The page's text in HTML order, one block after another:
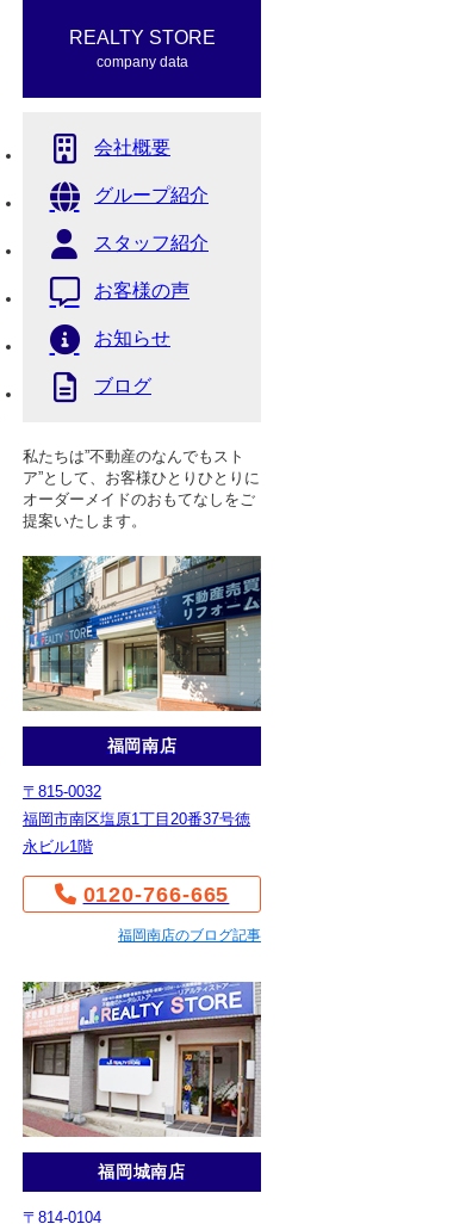
REALTY STORE
company data
会社概要
グループ紹介
スタッフ紹介
お客様の声
お知らせ
ブログ
私たちは”不動産のなんでもスト
ア”として、お客様ひとりひとりに
オーダーメイドのおもてなしをご
提案いたします。
福岡南店
〒815-0032
福岡市南区塩原1丁目20番37号徳
永ビル1階
0120-766-665
福岡南店のブログ記事
福岡城南店
〒814-0104